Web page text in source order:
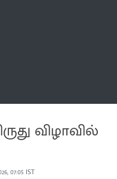
விழாவில்
07:05 IST